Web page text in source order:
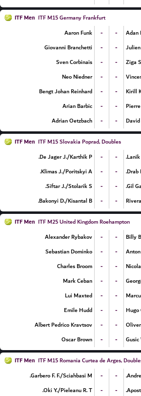
ITF Men ITF M15 Germany Frankfurt
Aaron Funk
- -
Adan
Giovanni Branchetti
- -
Sven Corbinais
- -
Ziga
Neo Niedner
- -
Bengt Johan Reinhard
- -
Kirill
Arian Barbic
- -
Adrian Oetzbach
- -
ITF Men ITF M15 Slovakia Poprad, Doubles
De Jager J./Karthik P.
- -
Klimas J./Poritskyi A.
- -
Drab
Siftar J./Stolarik S.
- -
Gil
Bakonyi D./Kisantal B.
- -
ITF Men ITF M25 United Kingdom Roehampton
Alexander Rybakov
- -
Billy
Sebastian Dominko
- -
Charles Broom
- -
Mark Ceban
- -
Lui Maxted
- -
Emile Hudd
- -
Hugo
Albert Pedrico Kravtsov
- -
Oscar Brown
- -
ITF Men ITF M15 Romania Curtea de Arges,
Garbero F. F./Sciahbasi M.
- -
Oki Y./Pieleanu R. T.
- -